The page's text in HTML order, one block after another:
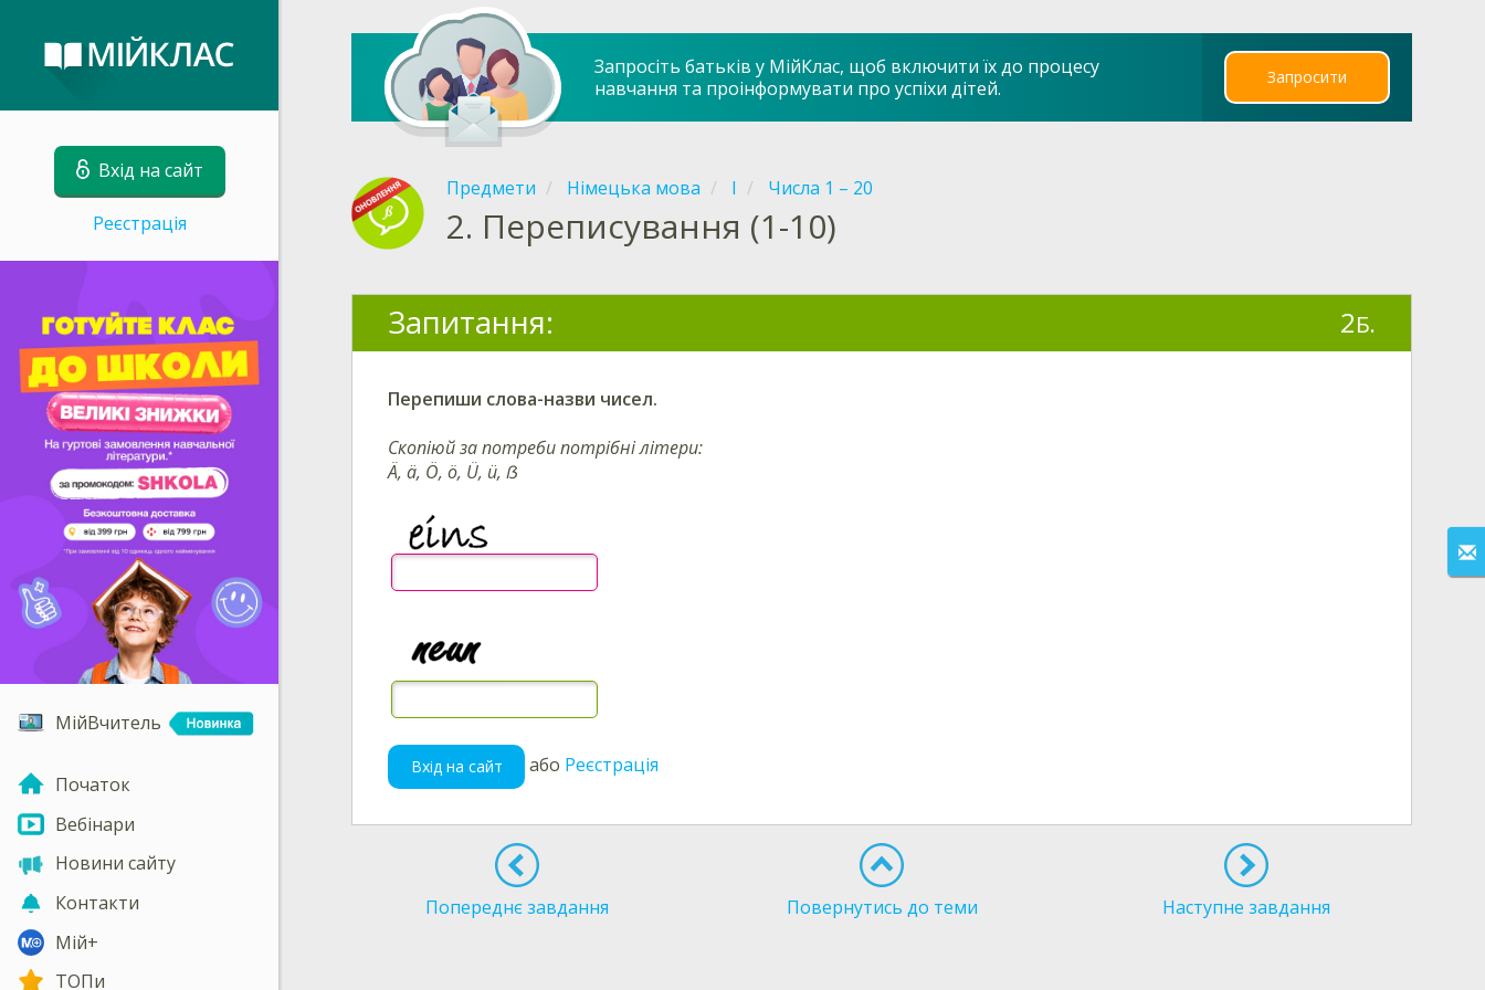
Вхід на сайт
Реєстрація
МійВчитель
Початок
Вебінари
Новини сайту
Контакти
Мій+
ТОПи
Запросіть батьків у МійКлас, щоб включити їх до процесу
навчання та проінформувати про успіхи дітей.
Запросити
Предмети Німецька мова І Числа 1 – 20
2. Переписування (1-10)
Запитання: 2Б.
Перепиши слова-назви чисел.
Скопіюй за потреби потрібні літери:
Ä, ä, Ö, ö, Ü, ü, ẞ
Вхід на сайт або Реєстрація
Попереднє завдання Повернутись до теми Наступне завдання